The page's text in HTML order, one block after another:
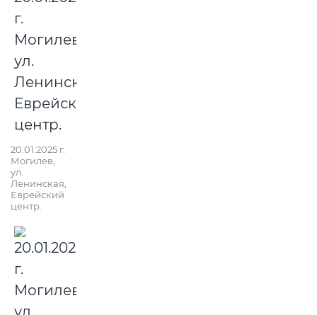
20.01.2025 г.
Могилев,
ул.
Ленинская,
Еврейский
центр.